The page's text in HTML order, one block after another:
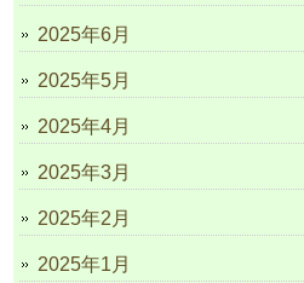
2025年6月
2025年5月
2025年4月
2025年3月
2025年2月
2025年1月